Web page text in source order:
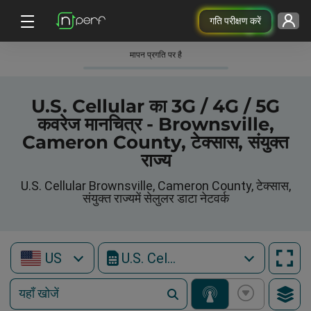
गति परीक्षण करें
मापन प्रगति पर है
U.S. Cellular का 3G / 4G / 5G
कवरेज मानचित्र - Brownsville,
Cameron County, टेक्सास, संयुक्त
राज्य
U.S. Cellular Brownsville, Cameron County, टेक्सास,
संयुक्त राज्यमें सेलुलर डाटा नेटवर्क
US U.S. Cellular